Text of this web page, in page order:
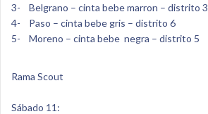
3- Belgrano – cinta bebe marron – distrito 3
4- Paso – cinta bebe gris – distrito 6
5- Moreno – cinta bebe negra – distrito 5
Rama Scout
Sábado 11: